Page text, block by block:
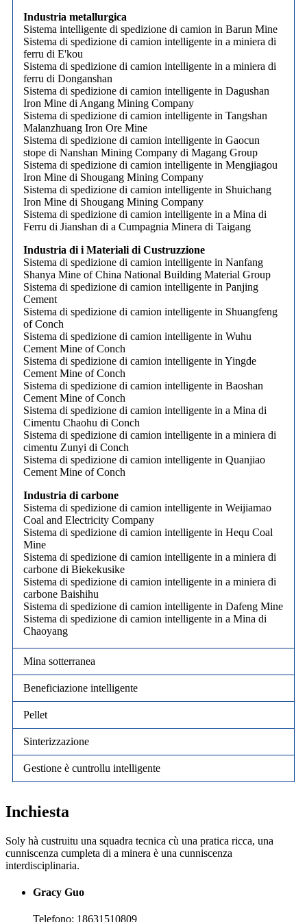
Industria metallurgica
Sistema intelligente di spedizione di camion in Barun Mine
Sistema di spedizione di camion intelligente in a miniera di
ferru di E'kou
Sistema di spedizione di camion intelligente in a miniera di
ferru di Donganshan
Sistema di spedizione di camion intelligente in Dagushan
Iron Mine di Angang Mining Company
Sistema di spedizione di camion intelligente in Tangshan
Malanzhuang Iron Ore Mine
Sistema di spedizione di camion intelligente in Gaocun
stope di Nanshan Mining Company di Magang Group
Sistema di spedizione di camion intelligente in Mengjiagou
Iron Mine di Shougang Mining Company
Sistema di spedizione di camion intelligente in Shuichang
Iron Mine di Shougang Mining Company
Sistema di spedizione di camion intelligente in a Mina di
Ferru di Jianshan di a Cumpagnia Minera di Taigang
Industria di i Materiali di Custruzzione
Sistema di spedizione di camion intelligente in Nanfang
Shanya Mine of China National Building Material Group
Sistema di spedizione di camion intelligente in Panjing
Cement
Sistema di spedizione di camion intelligente in Shuangfeng
of Conch
Sistema di spedizione di camion intelligente in Wuhu
Cement Mine of Conch
Sistema di spedizione di camion intelligente in Yingde
Cement Mine of Conch
Sistema di spedizione di camion intelligente in Baoshan
Cement Mine of Conch
Sistema di spedizione di camion intelligente in a Mina di
Cimentu Chaohu di Conch
Sistema di spedizione di camion intelligente in a miniera di
cimentu Zunyi di Conch
Sistema di spedizione di camion intelligente in Quanjiao
Cement Mine of Conch
Industria di carbone
Sistema di spedizione di camion intelligente in Weijiamao
Coal and Electricity Company
Sistema di spedizione di camion intelligente in Hequ Coal
Mine
Sistema di spedizione di camion intelligente in a miniera di
carbone di Biekekusike
Sistema di spedizione di camion intelligente in a miniera di
carbone Baishihu
Sistema di spedizione di camion intelligente in Dafeng Mine
Sistema di spedizione di camion intelligente in a Mina di
Chaoyang
Mina sotterranea
Beneficiazione intelligente
Pellet
Sinterizzazione
Gestione è cuntrollu intelligente
Inchiesta
Soly hà custruitu una squadra tecnica cù una pratica ricca, una
cunniscenza cumpleta di a minera è una cunniscenza
interdisciplinaria.
Gracy Guo
Telefono: 18631510809